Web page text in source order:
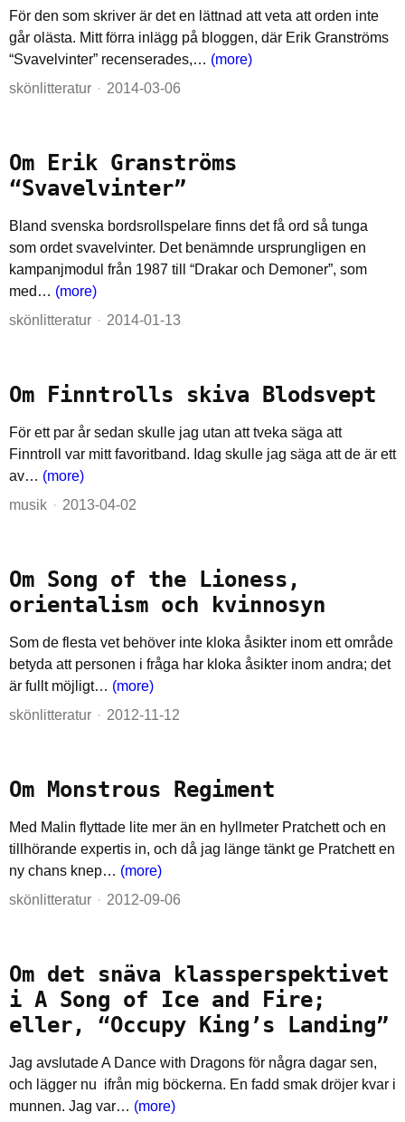
För den som skriver är det en lättnad att veta att orden inte
går olästa. Mitt förra inlägg på bloggen, där Erik Granströms
“Svavelvinter” recenserades,… (more)
skönlitteratur
2014-03-06
Om Erik Granströms
“Svavelvinter”
Bland svenska bordsrollspelare finns det få ord så tunga
som ordet svavelvinter. Det benämnde ursprungligen en
kampanjmodul från 1987 till “Drakar och Demoner”, som
med… (more)
skönlitteratur
2014-01-13
Om Finntrolls skiva Blodsvept
För ett par år sedan skulle jag utan att tveka säga att
Finntroll var mitt favoritband. Idag skulle jag säga att de är ett
av… (more)
musik
2013-04-02
Om Song of the Lioness,
orientalism och kvinnosyn
Som de flesta vet behöver inte kloka åsikter inom ett område
betyda att personen i fråga har kloka åsikter inom andra; det
är fullt möjligt… (more)
skönlitteratur
2012-11-12
Om Monstrous Regiment
Med Malin flyttade lite mer än en hyllmeter Pratchett och en
tillhörande expertis in, och då jag länge tänkt ge Pratchett en
ny chans knep… (more)
skönlitteratur
2012-09-06
Om det snäva klassperspektivet
i A Song of Ice and Fire;
eller, “Occupy King’s Landing”
Jag avslutade A Dance with Dragons för några dagar sen,
och lägger nu ifrån mig böckerna. En fadd smak dröjer kvar i
munnen. Jag var… (more)